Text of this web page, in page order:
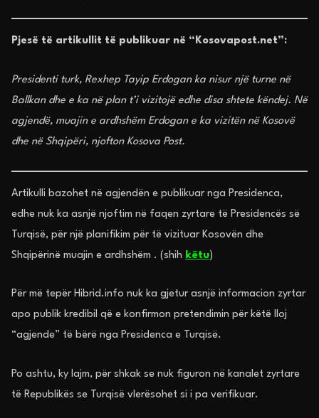
Pjesë të artikullit të publikuar në “Kosovapost.net”:
Presidenti turk, Rexhep Tayip Erdogan ka nisur një turne në
Ballkan dhe e ka në plan t’i vizitojë edhe disa shtete këndej. Në
agjendë, muajin e ardhshëm Erdogan e ka vizitën në Kosovë
dhe në Shqipëri, njofton Kosova Post.
Artikulli bazohet në agjendën e publikuar nga Presidenca,
edhe nuk ka asnjë njoftim në faqen zyrtare të Presidencës së
Turqisë, për një planifikim për të vizituar Kosovën dhe
Shqipërinë muajin e ardhshëm . (shih këtu)
Për më tepër Hibrid.info nuk ka gjetur asnjë informacion zyrtar
apo publik kredibil që e konfirmon pretendimin për këtë lloj
“agjende” të bërë nga Presidenca e Turqisë.
Po ashtu, ky lajm, për shkak se nuk figuron në kanalet zyrtare
të Republikës se Turqisë vlerësohet si i pa verifikuar.